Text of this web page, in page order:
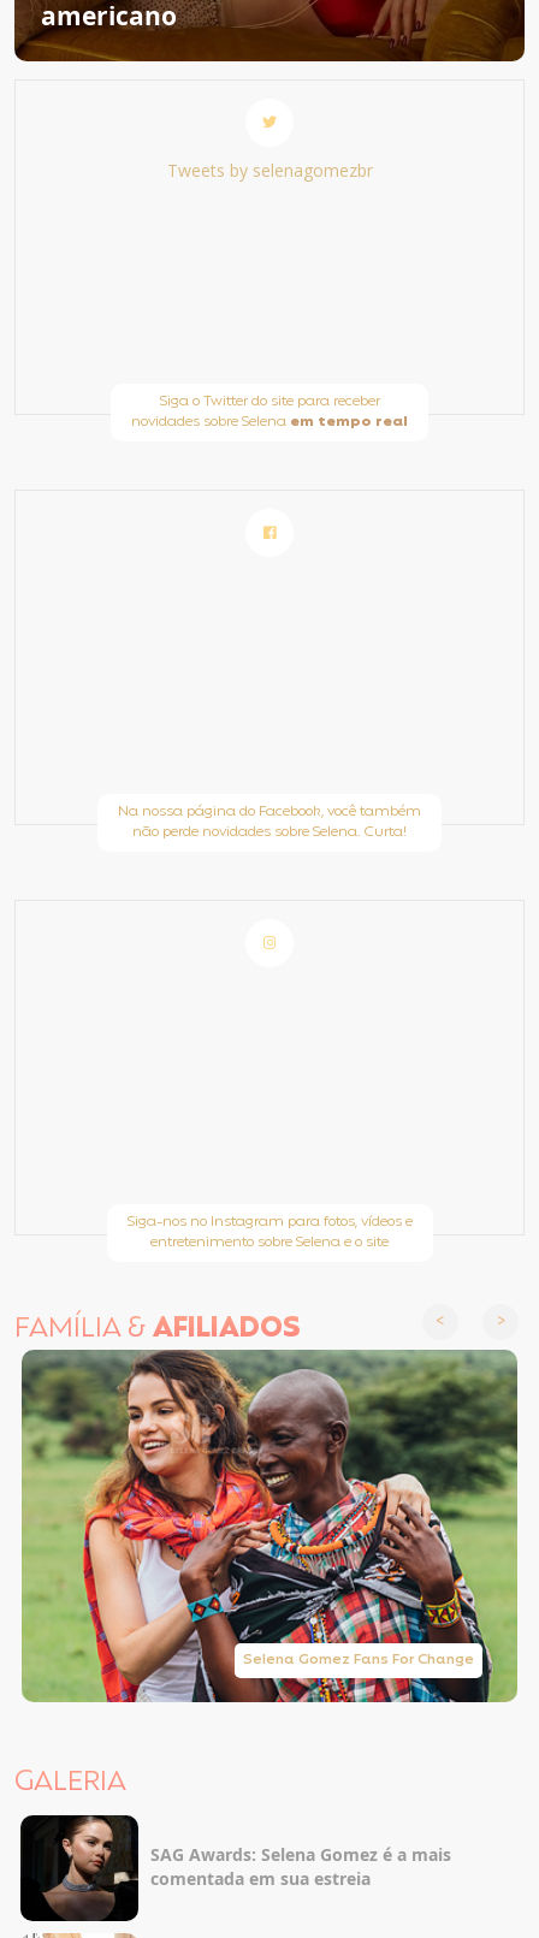
americano
Tweets by selenagomezbr
Siga o Twitter do site para receber
novidades sobre Selena em tempo real
Na nossa página do Facebook, você também
não perde novidades sobre Selena. Curta!
Siga-nos no Instagram para fotos, vídeos e
entretenimento sobre Selena e o site
FAMÍLIA &AFILIADOS
Selena Gomez Fans For Change
GALERIA
SAG Awards: Selena Gomez é a mais
comentada em sua estreia